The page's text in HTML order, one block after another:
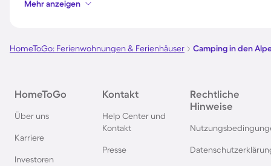
Camping in Bibione
Camping in Spanien Camping in Bayern
Camping in Garda Camping in
Mehr anzeigen
HomeToGo: Ferienwohnungen & Ferienhäuser Camping in den
HomeToGo
Über uns
Karriere
Investoren
Kontakt
Help Center und
Kontakt
Presse
Rechtliche
Hinweise